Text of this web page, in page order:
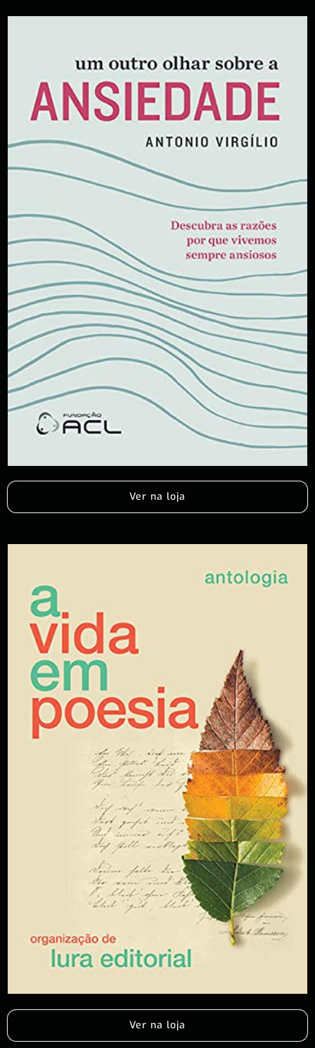
Ver na loja
Ver na loja